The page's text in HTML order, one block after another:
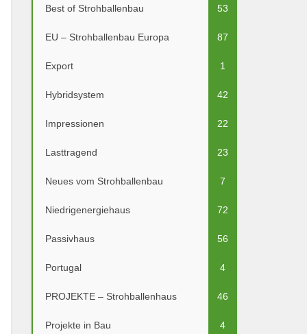
Best of Strohballenbau 53
EU – Strohballenbau Europa 87
Export 1
Hybridsystem 42
Impressionen 22
Lasttragend 23
Neues vom Strohballenbau 7
Niedrigenergiehaus 72
Passivhaus 56
Portugal 4
PROJEKTE – Strohballenhaus 46
Projekte in Bau 4